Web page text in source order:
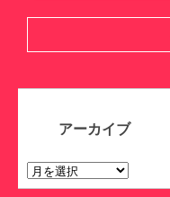
アーカイブ
ア
ー